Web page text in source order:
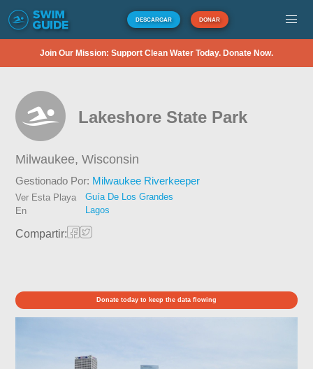
DESCARGAR DONAR
Join Our Mission: Support Clean Water Today. Donate Now.
Lakeshore State Park
Milwaukee,Wisconsin
Gestionado Por: Milwaukee Riverkeeper
Ver Esta Playa
En
Guía De Los Grandes
Lagos
Compartir:
Donate today to keep the data flowing